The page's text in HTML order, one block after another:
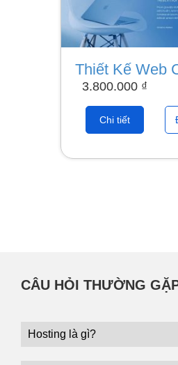
Thiết Kế Web
3.800.000 ₫
Chi tiết
CÂU HỎI THƯỜNG
Hosting là gì?